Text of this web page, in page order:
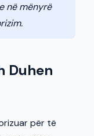
në mënyrë
Duhen
për të